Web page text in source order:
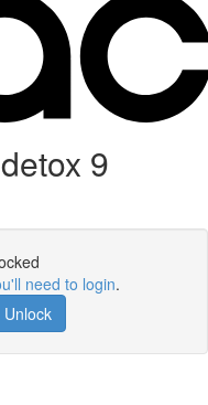
9
need to login.